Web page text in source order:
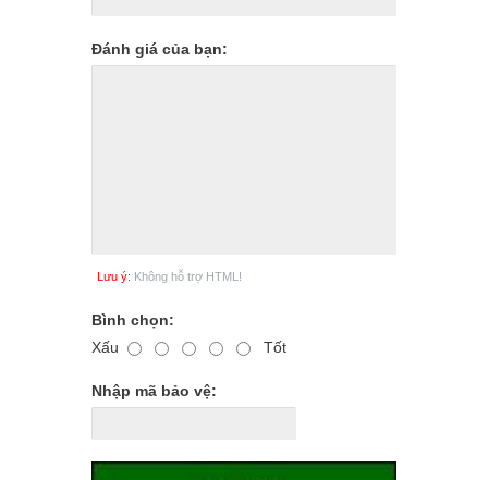
Đánh giá của bạn:
Lưu ý: Không hỗ trợ HTML!
Bình chọn:
Xấu
Tốt
Nhập mã bảo vệ: